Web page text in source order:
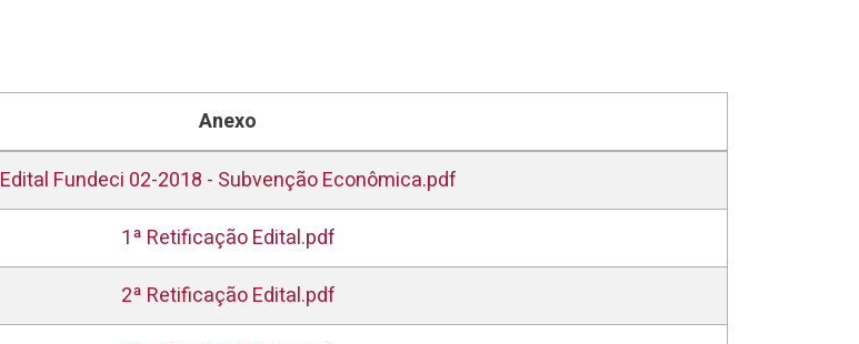
Anexo
Edital Fundeci 02-2018 - Subvenção Econômica.pdf
1ª Retificação Edital.pdf
2ª Retificação Edital.pdf